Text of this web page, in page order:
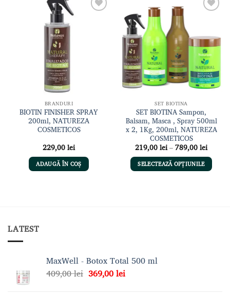
BRANDURI
BIOTIN FINISHER SPRAY
200ml, NATUREZA
COSMETICOS
229,00lei
ADAUGĂ ÎN COȘ
dorințe
SET BIOTINA
SET BIOTINA Sampon,
Balsam, Masca , Spray 500ml
x 2, 1Kg, 200ml, NATUREZA
COSMETICOS
219,00lei–789,00lei
de
prețuri:
până
SELECTEAZĂ OPȚIUNILE
LATEST
MaxWell - Botox Total 500 ml
409,00lei Prețul
369,00leiPrețul